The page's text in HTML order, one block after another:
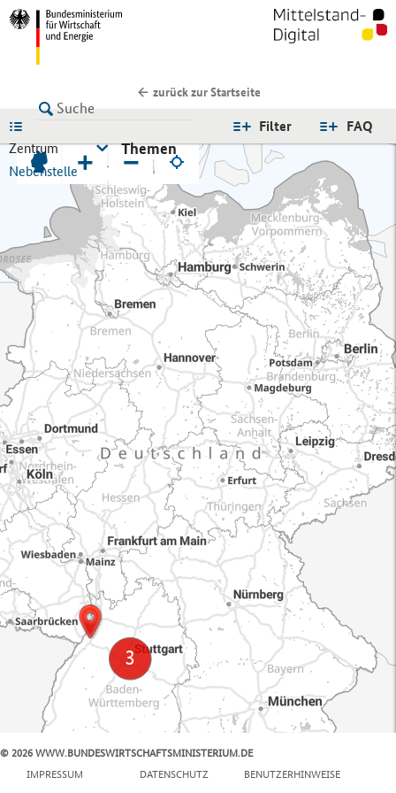
zurück zur Startseite
FAQ
Filter
Zentrum
Nebenstelle
Themen
+ −
© 2026 WWW.BUNDESWIRTSCHAFTSMINISTERIUM.DE
IMPRESSUM
DATENSCHUTZ BENUTZERHINWEISE